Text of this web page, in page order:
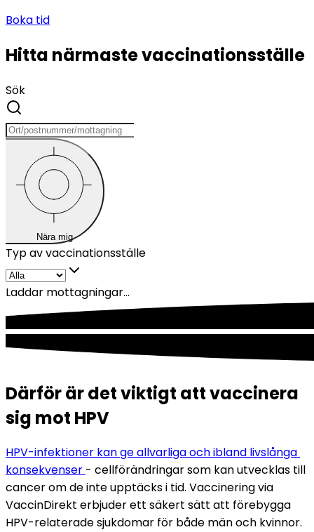
Boka tid
Hitta närmaste vaccinationsställe
Sök
Nära mig
Typ av vaccinationsställe
Laddar mottagningar...
Därför är det viktigt att vaccinera
sig mot HPV
HPV-infektioner kan ge allvarliga och ibland livslånga
konsekvenser - cellförändringar som kan utvecklas till
cancer om de inte upptäcks i tid. Vaccinering via
VaccinDirekt erbjuder ett säkert sätt att förebygga
HPV-relaterade sjukdomar för både män och kvinnor.